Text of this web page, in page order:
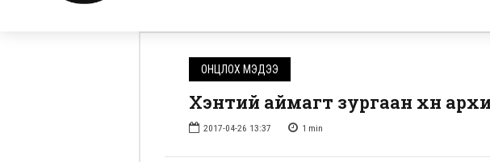
ОНЦЛОХ МЭДЭЭ
Хэнтий аймагт зургаан хүн
2017-04-26 13:37 1 min